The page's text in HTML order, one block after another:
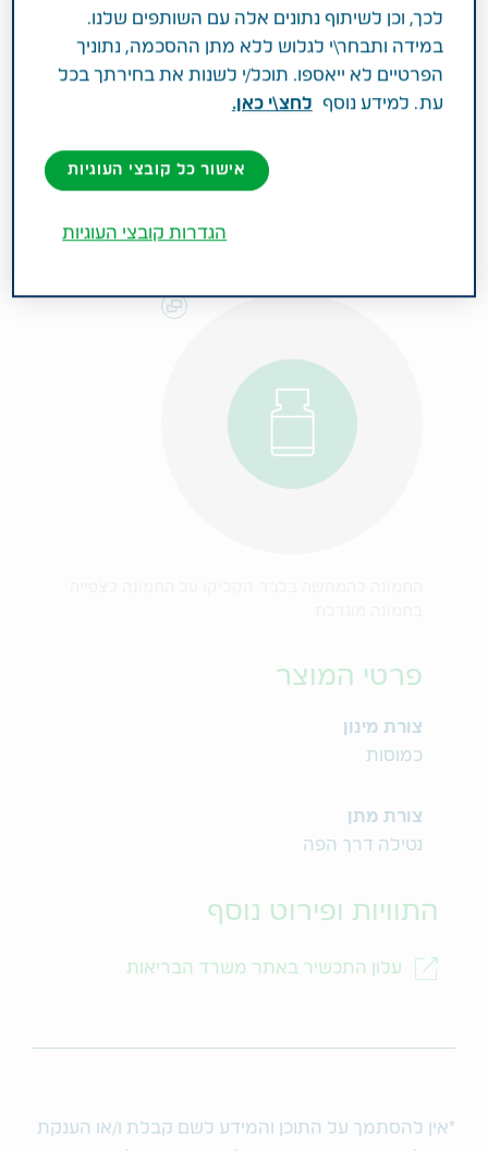
פעילות רפואית
אנלוג לחומצה גאמא אמינובוטירית (GABA).
פרטי המוצר
צורת מינון
כמוסות
צורת מתן
נטילה דרך הפה
התוויות ופירוט נוסף
עלון התכשיר באתר משרד הבריאות
*אין להסתמך על התוכן והמידע לשם קבלת ו/או הענקת
לכך, וכן לשיתוף נתונים אלה עם השותפים שלנו.
במידה ותבחר\י לגלוש ללא מתן ההסכמה, נתוניך
הפרטיים לא ייאספו. תוכל/י לשנות את בחירתך בכל
עת. למידע נוסף
לחצ\י כאן.
אישור כל קובצי העוגיות
הגדרות קובצי העוגיות